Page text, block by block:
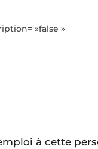
»false »
à cette